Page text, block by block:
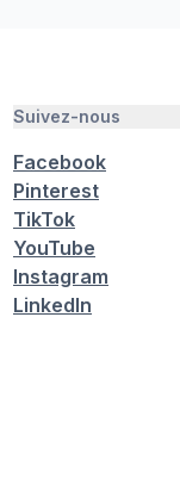
Suivez-nous
Facebook
Pinterest
TikTok
YouTube
Instagram
LinkedIn